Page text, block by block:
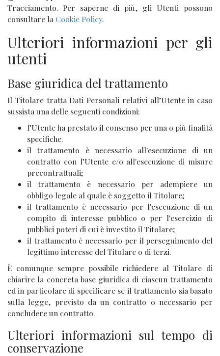
Tracciamento. Per saperne di più, gli Utenti possono
consultare la Cookie Policy.
Ulteriori informazioni per gli
utenti
Base giuridica del trattamento
Il Titolare tratta Dati Personali relativi all’Utente in caso
sussista una delle seguenti condizioni:
l’Utente ha prestato il consenso per una o più finalità
specifiche.
il trattamento è necessario all'esecuzione di un
contratto con l’Utente e/o all'esecuzione di misure
precontrattuali;
il trattamento è necessario per adempiere un
obbligo legale al quale è soggetto il Titolare;
il trattamento è necessario per l'esecuzione di un
compito di interesse pubblico o per l'esercizio di
pubblici poteri di cui è investito il Titolare;
il trattamento è necessario per il perseguimento del
legittimo interesse del Titolare o di terzi.
È comunque sempre possibile richiedere al Titolare di
chiarire la concreta base giuridica di ciascun trattamento
ed in particolare di specificare se il trattamento sia basato
sulla legge, previsto da un contratto o necessario per
concludere un contratto.
Ulteriori informazioni sul tempo di
conservazione